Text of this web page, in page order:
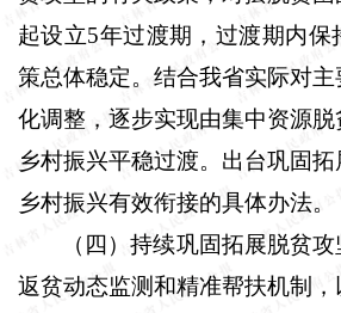
起设立5年过渡期，过渡期内保
策总体稳定。结合我省实际对
化调整，逐步实现由集中资源
乡村振兴平稳过渡。出台巩固
乡村振兴有效衔接的具体办法。
（四）持续巩固拓展脱贫攻
返贫动态监测和精准帮扶机制